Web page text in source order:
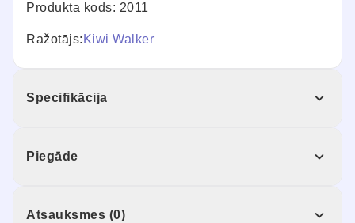
Produkta kods: 2011
Ražotājs: Kiwi Walker
Specifikācija
Piegāde
Atsauksmes (0)